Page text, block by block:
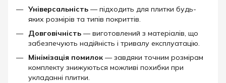
Універсальність — підходить для плитки будь-
яких розмірів та типів покриттів.
Довговічність — виготовлений з матеріалів, що
забезпечують надійність і тривалу експлуатацію.
Мінімізація помилок — завдяки точним розмірам
комплекту знижуються можливі похибки при
укладанні плитки.